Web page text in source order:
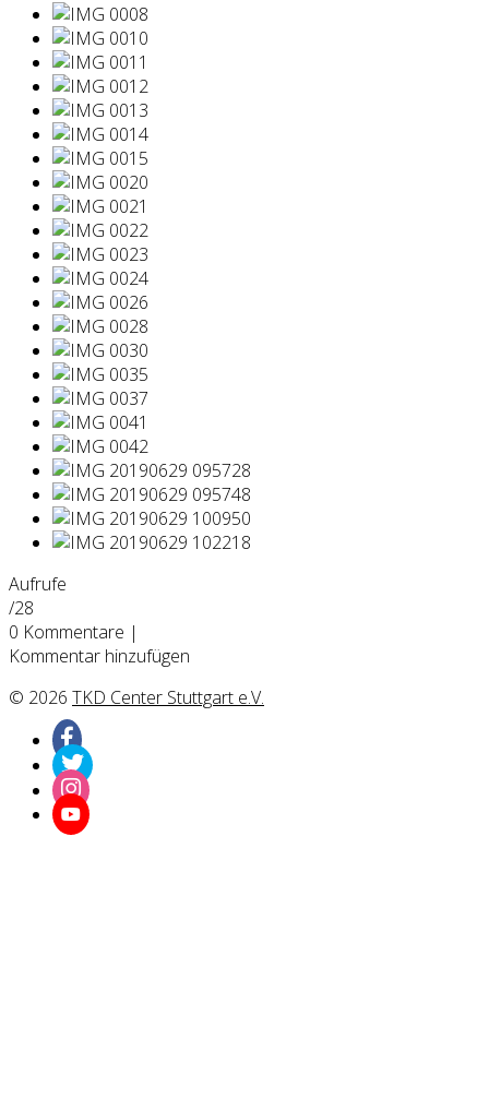
Aufrufe
/28
0 Kommentare |
Kommentar hinzufügen
© 2026 TKD Center Stuttgart e.V.